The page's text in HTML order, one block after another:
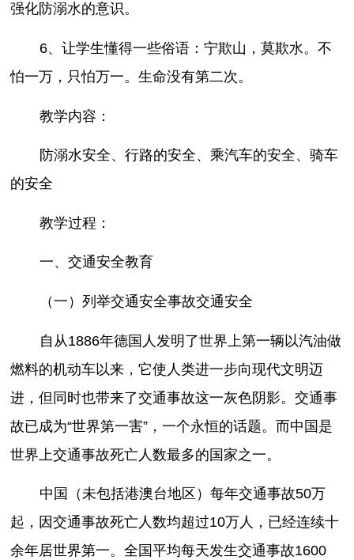
强化防溺水的意识。
6、让学生懂得一些俗语：宁欺山，莫欺水。不
怕一万，只怕万一。生命没有第二次。
教学内容：
防溺水安全、行路的安全、乘汽车的安全、骑车
的安全
教学过程：
一、交通安全教育
（一）列举交通安全事故交通安全
自从1886年德国人发明了世界上第一辆以汽油做
燃料的机动车以来，它使人类进一步向现代文明迈
进，但同时也带来了交通事故这一灰色阴影。交通事
故已成为“世界第一害”，一个永恒的话题。而中国是
世界上交通事故死亡人数最多的国家之一。
中国（未包括港澳台地区）每年交通事故50万
起，因交通事故死亡人数均超过10万人，已经连续十
余年居世界第一。全国平均每天发生交通事故1600